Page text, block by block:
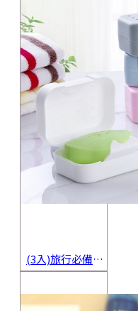
(3入)旅行必備密封香皂收納盒 方便攜帶防水海綿肥皂盒 香皂盒